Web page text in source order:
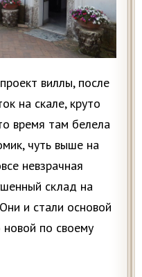
виллы, после
на скале, круто
время там белела
чуть выше на
невзрачная
склад на
и стали основой
по своему